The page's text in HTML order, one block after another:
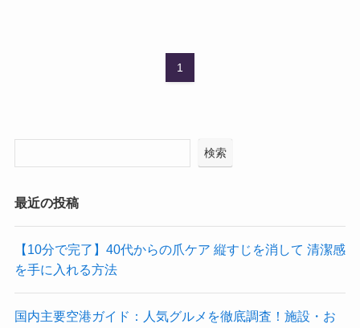
1
検索
最近の投稿
【10分で完了】40代からの爪ケア 縦すじを消して 清潔感
を手に入れる方法
国内主要空港ガイド：人気グルメを徹底調査！施設・お